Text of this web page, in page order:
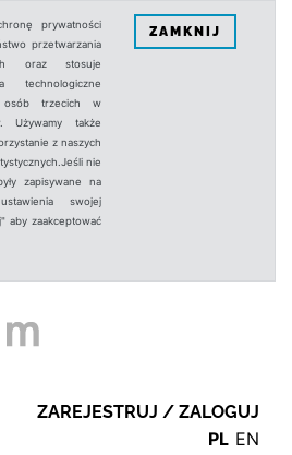
prywatności
przetwarzania
oraz stosuje
technologiczne
osób trzecich w
Używamy także
z naszych
nie
zapisywane na
swojej
aby zaakceptować
ZAMKNIJ
ZAREJESTRUJ / ZALOGUJ
PL EN